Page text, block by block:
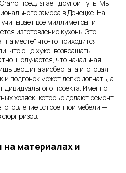
предлагает другой путь. Мы
замера в Донецке. Наш
учитывает все миллиметры, и
изготовление кухонь. Это
месте" что-то приходится
что еще хуже, возвращать
Получается, что начальная
вершина айсберга, а итоговая
и подгонок может легко догнать, а
проекта. Именно
хозяек, которые делают ремонт
встроенной мебели —
сюрпризов.
материалах и